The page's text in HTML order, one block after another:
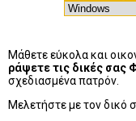
Μάθετε εύκολα και
ράψετε τις δικές σας
σχεδιασμένα πατρόν.
Μελετήστε με τον δικό